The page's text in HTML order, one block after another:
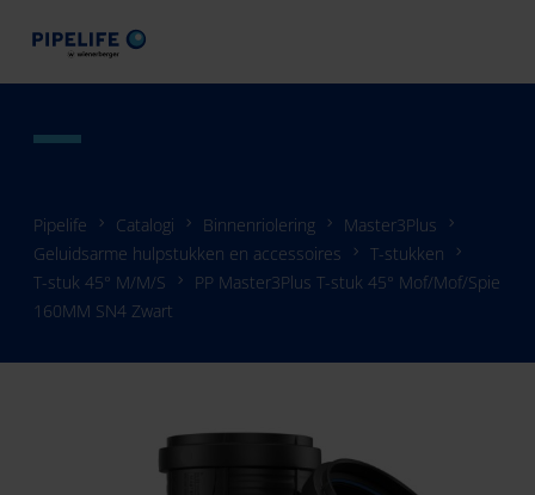
Pipelife Catalogi Binnenriolering
Master3Plus
Geluidsarme hulpstukken en accessoires
T-stukken
T-stuk 45° M/M/S
PP Master3Plus T-stuk 45° Mof/Mof/Spie
160MM SN4 Zwart